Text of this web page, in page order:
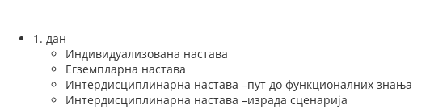
1. дан
Индивидуализована настава
Егземпларна настава
Интердисциплинарна настава –пут до функционалних знања
Интердисциплинарна настава –израда сценарија